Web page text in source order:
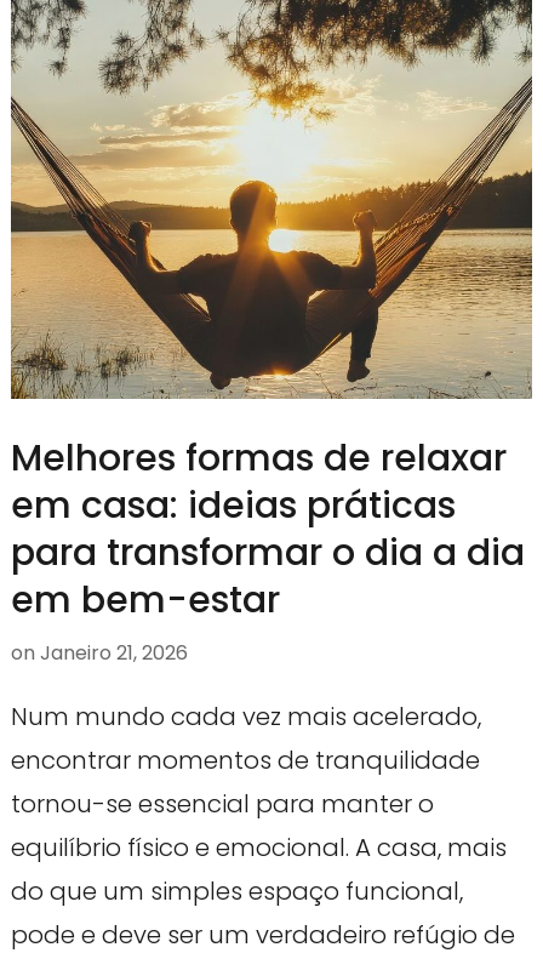
Melhores formas de relaxar
em casa: ideias práticas
para transformar o dia a dia
em bem-estar
on Janeiro 21, 2026
Num mundo cada vez mais acelerado,
encontrar momentos de tranquilidade
tornou-se essencial para manter o
equilíbrio físico e emocional. A casa, mais
do que um simples espaço funcional,
pode e deve ser um verdadeiro refúgio de